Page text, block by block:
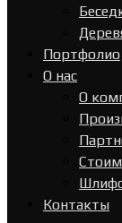
Портфолио
О нас
О
Контакты